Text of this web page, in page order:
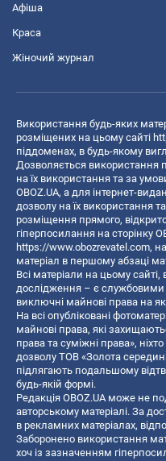
Афіша
Краса
Жіночий журнал
Використання будь-яких
розміщених на цьому сайті
піддоменах, в будь-якому
Дозволяється використання
на їх використання та за
OBOZ.UA, а для інтернет-
дозволу на їх використання
розміщення прямого,
гіперпосилання на сторінку
https://www.obozrevatel.com,
матеріал в першому абзаці
Всі матеріали на цьому сайті,
дослідження – є службовими
виключні майнові права на
На всі опубліковані
майнові права, які
права та суміжні права»,
дозволу ТОВ «Золота
підлягають подальшому
будь-якій формі.
Редакція OBOZ.UA може не
авторському матеріалі. За
в рекламних матеріалах,
Заборонено використання
хоч із зазначенням